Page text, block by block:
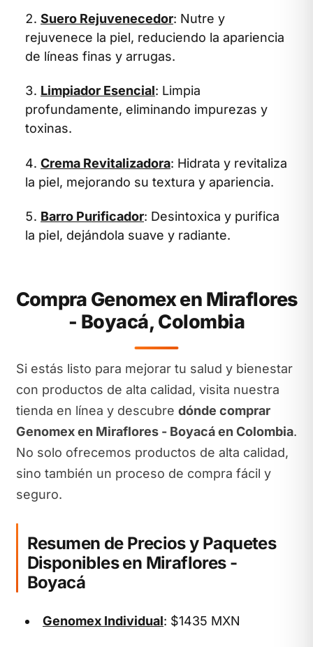
Suero Rejuvenecedor: Nutre y
rejuvenece la piel, reduciendo la apariencia
de líneas finas y arrugas.
Limpiador Esencial: Limpia
profundamente, eliminando impurezas y
toxinas.
Crema Revitalizadora: Hidrata y revitaliza
la piel, mejorando su textura y apariencia.
Barro Purificador: Desintoxica y purifica
la piel, dejándola suave y radiante.
Compra Genomex en Miraflores
- Boyacá, Colombia
Si estás listo para mejorar tu salud y bienestar
con productos de alta calidad, visita nuestra
tienda en línea y descubre dónde comprar
Genomex en Miraflores - Boyacá en Colombia.
No solo ofrecemos productos de alta calidad,
sino también un proceso de compra fácil y
seguro.
Resumen de Precios y Paquetes
Disponibles en Miraflores -
Boyacá
Genomex Individual: $1435 MXN